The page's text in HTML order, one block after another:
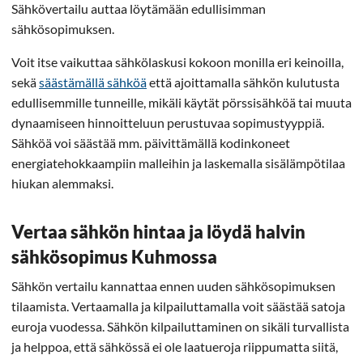
Sähkövertailu auttaa löytämään edullisimman
sähkösopimuksen.
Voit itse vaikuttaa sähkölaskusi kokoon monilla eri keinoilla,
sekäsäästämällä sähköäettä ajoittamalla sähkön kulutusta
edullisemmille tunneille, mikäli käytät pörssisähköä tai muuta
dynaamiseen hinnoitteluun perustuvaa sopimustyyppiä.
Sähköä voi säästää mm. päivittämällä kodinkoneet
energiatehokkaampiin malleihin ja laskemalla sisälämpötilaa
hiukan alemmaksi.
Vertaa sähkön hintaa ja löydä halvin
sähkösopimus Kuhmossa
Sähkön vertailu kannattaa ennen uuden sähkösopimuksen
tilaamista. Vertaamalla ja kilpailuttamalla voit säästää satoja
euroja vuodessa. Sähkön kilpailuttaminen on sikäli turvallista
ja helppoa, että sähkössä ei ole laatueroja riippumatta siitä,